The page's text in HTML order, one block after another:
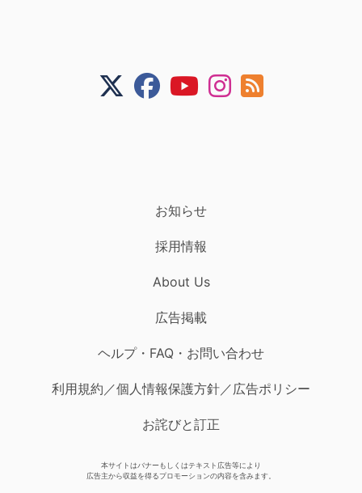
お知らせ
採用情報
About Us
広告掲載
ヘルプ・FAQ・お問い合わせ
利用規約／個人情報保護方針／広告ポリシー
お詫びと訂正
本サイトはバナーもしくはテキスト広告等により
広告主から収益を得るプロモーションの内容を含みます。